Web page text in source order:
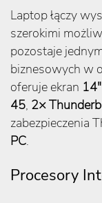
Laptop łączy
szerokimi
pozostaje
biznesowych w
oferuje ekran
45, 2×
zabezpieczenia
PC.
Procesory